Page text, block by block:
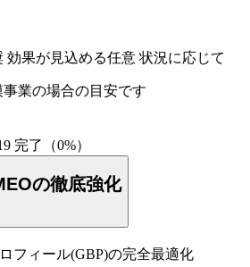
効果が見込める任意 状況に応じて
業の場合の目安です
完了（0%）
の徹底強化
フィール(GBP)の完全最適化